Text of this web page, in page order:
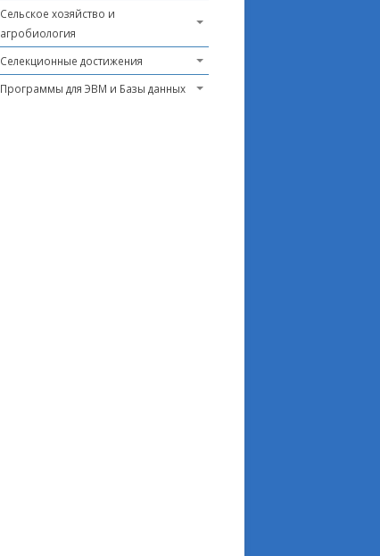
Сельское хозяйство и
агробиология
Селекционные достижения
Программы для ЭВМ и Базы данных